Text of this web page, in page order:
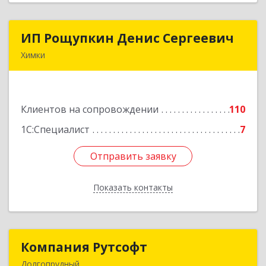
ИП Рощупкин Денис Сергеевич
Химки
Клиентов на сопровождении
110
1С:Специалист
7
Отправить заявку
Показать контакты
ИП Рощупкин Денис Сергеевич
Подробнее
Отправить заявку
Назад
Компания РутсофтКомпания Рутсофт